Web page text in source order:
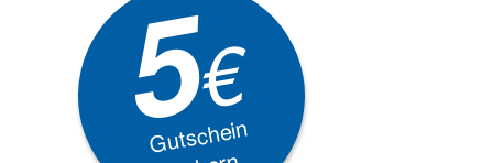
5€
Gutschein